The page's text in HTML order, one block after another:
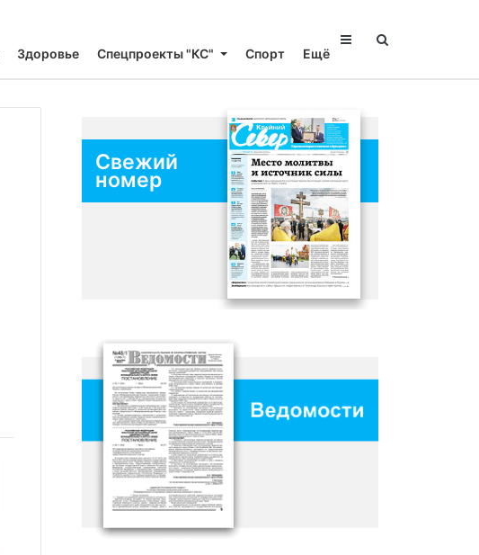
Здоровье Спецпроекты "КС" Спорт Ещё
Свежий
номер